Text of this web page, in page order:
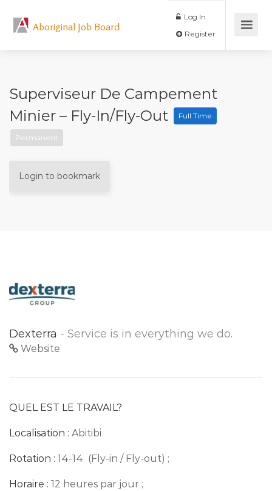
Aboriginal Job Board
Log In
Superviseur De Campement
Minier – Fly-In/fly-Out
Full Time
Permanent
Login to bookmark
Dexterra - Service is in everything we do.
Website
QUEL EST LE TRAVAIL?
Localisation : Abitibi
Rotation : 14-14 (Fly-in / Fly-out) ;
Horaire : 12 heures par jour ;